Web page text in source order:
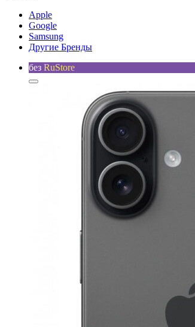
Apple
Google
Samsung
Другие Бренды
без RuStore